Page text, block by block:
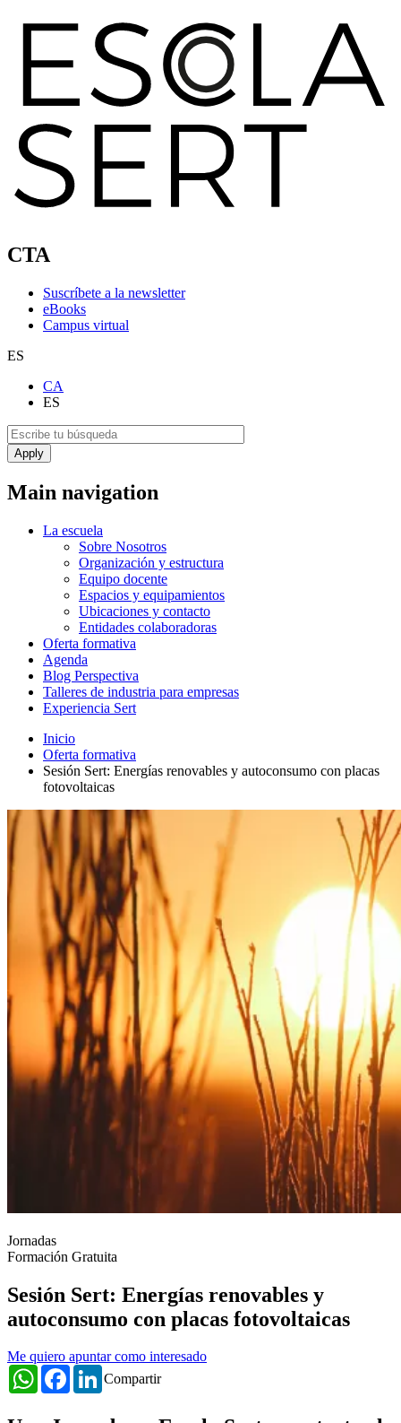
CTA
Suscríbete a la newsletter
eBooks
Campus virtual
ES
CA
ES
Main navigation
La escuela
Sobre Nosotros
Organización y estructura
Equipo docente
Espacios y equipamientos
Ubicaciones y contacto
Entidades colaboradoras
Oferta formativa
Agenda
Blog Perspectiva
Talleres de industria para empresas
Experiencia Sert
Inicio
Oferta formativa
Sesión Sert: Energías renovables y autoconsumo con placas
fotovoltaicas
Jornadas
Formación Gratuita
Sesión Sert: Energías renovables y
autoconsumo con placas fotovoltaicas
Me quiero apuntar como interesado
Compartir
WhatsAppFacebookLinkedIn